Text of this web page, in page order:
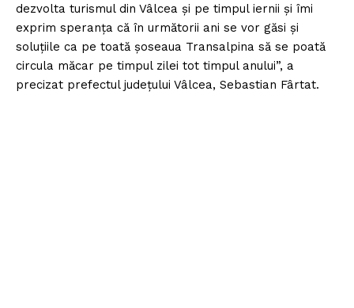
dezvolta turismul din Vâlcea și pe timpul iernii și îmi
exprim speranța că în următorii ani se vor găsi și
soluțiile ca pe toată șoseaua Transalpina să se poată
circula măcar pe timpul zilei tot timpul anului”, a
precizat prefectul județului Vâlcea, Sebastian Fârtat.